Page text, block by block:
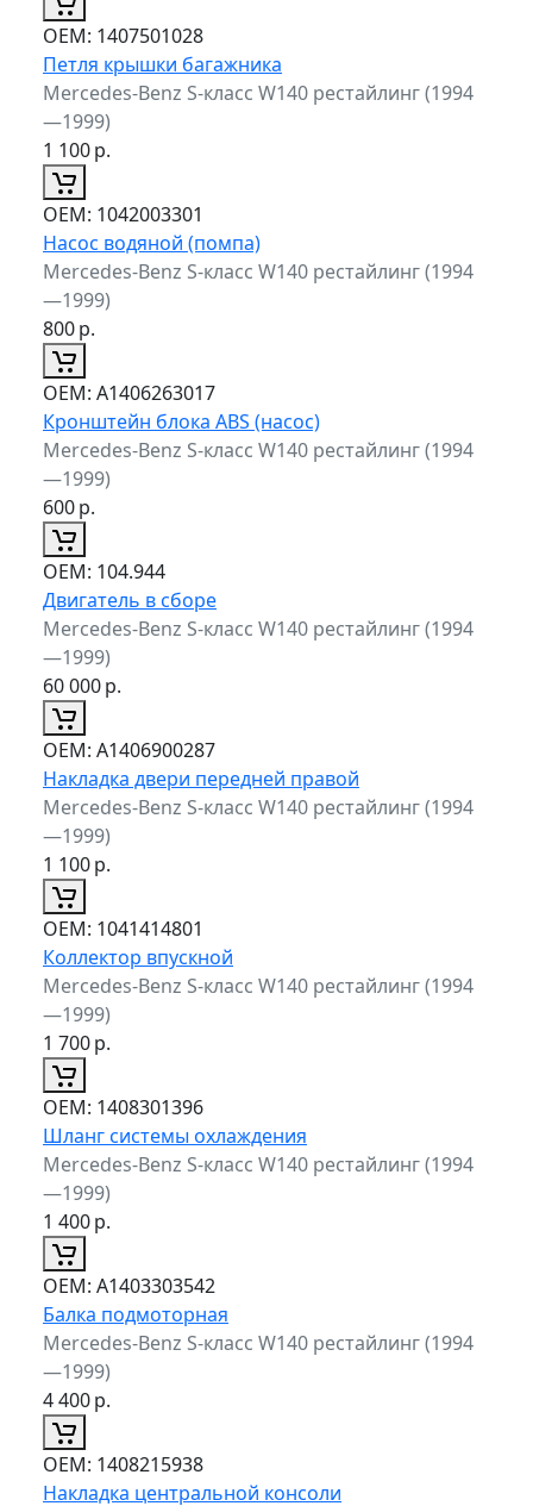
ОЕМ: 1407501028
Петля крышки багажника
Mercedes-Benz S-класс W140 рестайлинг (1994
—1999)
1 100р.
ОЕМ: 1042003301
Насос водяной (помпа)
Mercedes-Benz S-класс W140 рестайлинг (1994
—1999)
800р.
ОЕМ: A1406263017
Кронштейн блока ABS (насос)
Mercedes-Benz S-класс W140 рестайлинг (1994
—1999)
600р.
ОЕМ: 104.944
Двигатель в сборе
Mercedes-Benz S-класс W140 рестайлинг (1994
—1999)
60 000р.
ОЕМ: A1406900287
Накладка двери передней правой
Mercedes-Benz S-класс W140 рестайлинг (1994
—1999)
1 100р.
ОЕМ: 1041414801
Коллектор впускной
Mercedes-Benz S-класс W140 рестайлинг (1994
—1999)
1 700р.
ОЕМ: 1408301396
Шланг системы охлаждения
Mercedes-Benz S-класс W140 рестайлинг (1994
—1999)
1 400р.
ОЕМ: A1403303542
Балка подмоторная
Mercedes-Benz S-класс W140 рестайлинг (1994
—1999)
4 400р.
ОЕМ: 1408215938
Накладка центральной консоли